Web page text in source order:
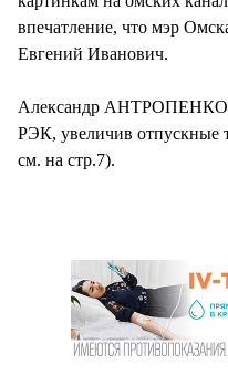
впечатление, что мэр
Евгений Иванович.
Александр АНТРОПЕНКО
РЭК, увеличив отпускные
см. на стр.7).